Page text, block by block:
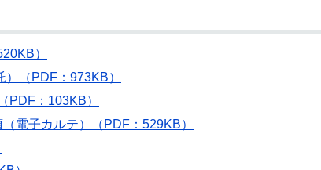
）
（PDF：973KB）
PDF：103KB）
電子カルテ）（PDF：529KB）